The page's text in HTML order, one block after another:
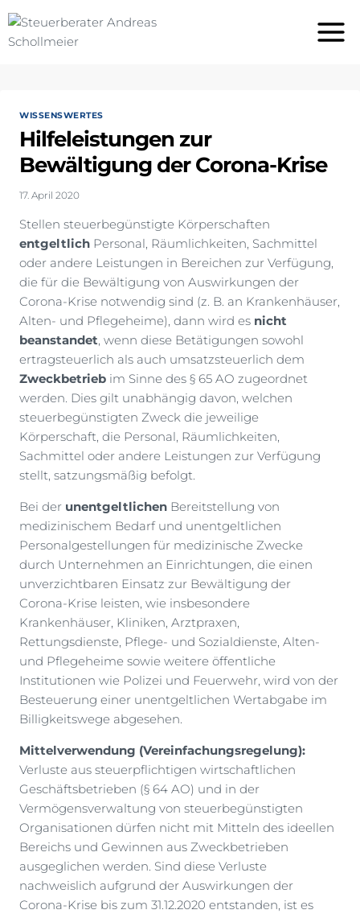
Inhalt
springen
WISSENSWERTES
Hilfeleistungen zur
Bewältigung der Corona-Krise
17. April 2020
Stellen steuerbegünstigte Körperschaften
entgeltlich Personal, Räumlichkeiten, Sachmittel
oder andere Leistungen in Bereichen zur Verfügung,
die für die Bewältigung von Auswirkungen der
Corona-Krise notwendig sind (z. B. an Krankenhäuser,
Alten- und Pflegeheime), dann wird es nicht
beanstandet, wenn diese Betätigungen sowohl
ertragsteuerlich als auch umsatzsteuerlich dem
Zweckbetrieb im Sinne des § 65 AO zugeordnet
werden. Dies gilt unabhängig davon, welchen
steuerbegünstigten Zweck die jeweilige
Körperschaft, die Personal, Räumlichkeiten,
Sachmittel oder andere Leistungen zur Verfügung
stellt, satzungsmäßig befolgt.
Bei der unentgeltlichen Bereitstellung von
medizinischem Bedarf und unentgeltlichen
Personalgestellungen für medizinische Zwecke
durch Unternehmen an Einrichtungen, die einen
unverzichtbaren Einsatz zur Bewältigung der
Corona-Krise leisten, wie insbesondere
Krankenhäuser, Kliniken, Arztpraxen,
Rettungsdienste, Pflege- und Sozialdienste, Alten-
und Pflegeheime sowie weitere öffentliche
Institutionen wie Polizei und Feuerwehr, wird von der
Besteuerung einer unentgeltlichen Wertabgabe im
Billigkeitswege abgesehen.
Mittelverwendung (Vereinfachungsregelung):
Verluste aus steuerpflichtigen wirtschaftlichen
Geschäftsbetrieben (§ 64 AO) und in der
Vermögensverwaltung von steuerbegünstigten
Organisationen dürfen nicht mit Mitteln des ideellen
Bereichs und Gewinnen aus Zweckbetrieben
ausgeglichen werden. Sind diese Verluste
nachweislich aufgrund der Auswirkungen der
Corona-Krise bis zum 31.12.2020 entstanden, ist es